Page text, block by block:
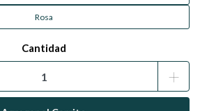
Rosa
Cantidad
+